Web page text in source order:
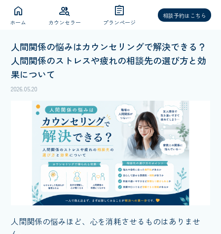
home
ホーム
group_search
カウンセラー
assignment
プランページ
相談予約はこちら
人間関係の悩みはカウンセリングで解決できる？
人間関係のストレスや疲れの相談先の選び方と効
果について
2026.05.20
人間関係の悩みほど、心を消耗させるものはありませ